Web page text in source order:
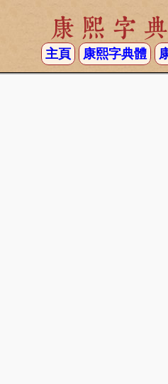
康熙字
主頁 康熙字典體